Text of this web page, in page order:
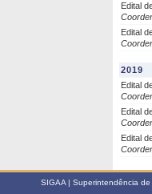
Edital
Edital
2019
Edital
Edital
Edital
SIGAA | Superintendência